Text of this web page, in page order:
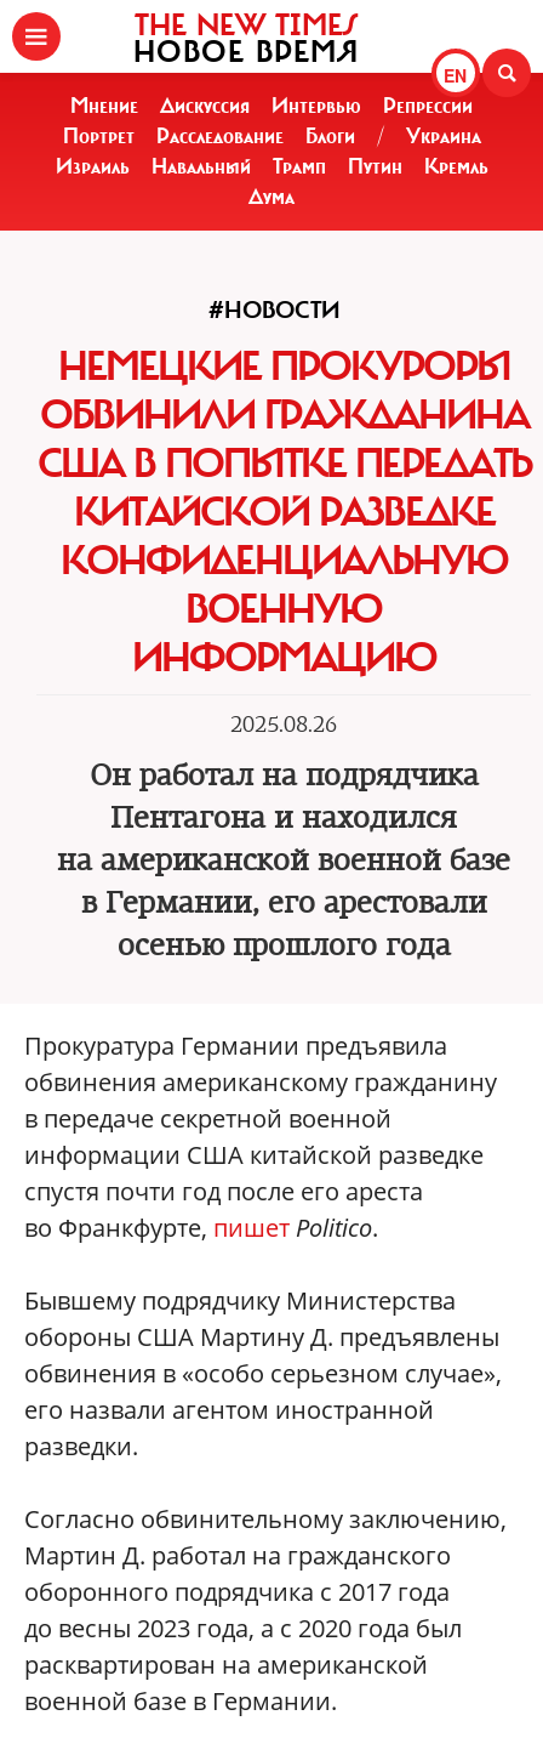
EN
THE NEW TIMES
НОВОЕ ВРЕМЯ
Мнение Дискуссия Интервью
Репрессии
Портрет
Расследование Блоги /
Украина
Израиль
Навальный Трамп Путин
Кремль
Дума
#НОВОСТИ
НЕМЕЦКИЕ ПРОКУРОРЫ
ОБВИНИЛИ ГРАЖДАНИНА
США В ПОПЫТКЕ ПЕРЕДАТЬ
КИТАЙСКОЙ РАЗВЕДКЕ
КОНФИДЕНЦИАЛЬНУЮ
ВОЕННУЮ
ИНФОРМАЦИЮ
2025.08.26
Он работал на подрядчика
Пентагона и находился
на американской военной базе
в Германии, его арестовали
осенью прошлого года
Прокуратура Германии предъявила
обвинения американскому гражданину
в передаче секретной военной
информации США китайской разведке
спустя почти год после его ареста
во Франкфурте, пишет Politico.
Бывшему подрядчику Министерства
обороны США Мартину Д. предъявлены
обвинения в «особо серьезном случае»,
его назвали агентом иностранной
разведки.
Согласно обвинительному заключению,
Мартин Д. работал на гражданского
оборонного подрядчика с 2017 года
до весны 2023 года, а с 2020 года был
расквартирован на американской
военной базе в Германии.